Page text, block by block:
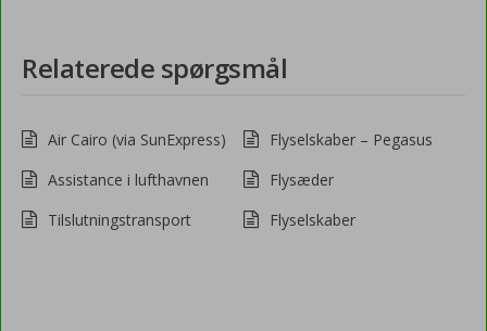
Relaterede spørgsmål
Air Cairo (via SunExpress)
Flyselskaber – Pegasus
Assistance i lufthavnen
Flysæder
Tilslutningstransport
Flyselskaber